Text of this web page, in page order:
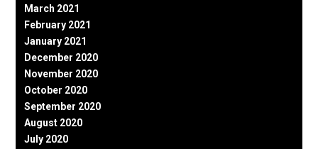
March 2021
February 2021
January 2021
December 2020
November 2020
October 2020
September 2020
August 2020
July 2020